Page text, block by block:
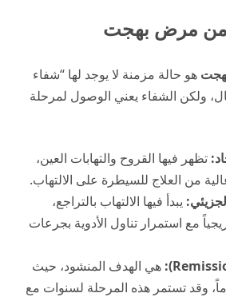
من مرض بهجت
هو حالة مزمنة لا يوجد لها “شفاء
ولكن الشفاء يعني الوصول لمرحلة
تظهر فيها القروح والتهابات العين،
من العلاج للسيطرة على الالتهاب.
يبدأ فيها الالتهاب بالتراجع،
مع استمرار تناول الأدوية بجرعات
هي الهدف المنشود، حيث
وقد تستمر هذه المرحلة لسنوات مع